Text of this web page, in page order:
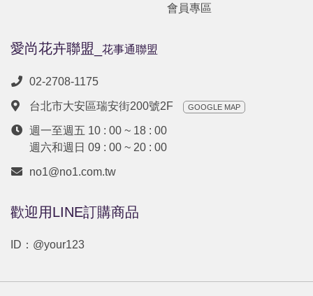
會員專區
愛尚花卉聯盟_ 花事通聯盟
02-2708-1175
台北市大安區瑞安街200號2F GOOGLE MAP
週一至週五 10 : 00 ~ 18 : 00
週六和週日 09 : 00 ~ 20 : 00
no1@no1.com.tw
歡迎用LINE訂購商品
ID： @your123